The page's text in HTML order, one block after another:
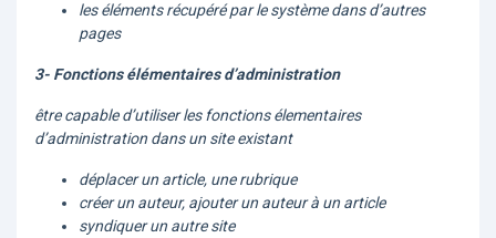
les éléments récupéré par le système dans d’autres
pages
3- Fonctions élémentaires d’administration
être capable d’utiliser les fonctions élementaires
d’administration dans un site existant
déplacer un article, une rubrique
créer un auteur, ajouter un auteur à un article
syndiquer un autre site